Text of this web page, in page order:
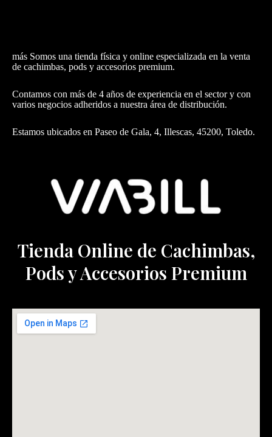
más Somos una tienda física y online especializada en la venta
de cachimbas, pods y accesorios premium.
Contamos con más de 4 años de experiencia en el sector y con
varios negocios adheridos a nuestra área de distribución.
Estamos ubicados en Paseo de Gala, 4, Illescas, 45200, Toledo.
Tienda Online de Cachimbas,
Pods y Accesorios Premium